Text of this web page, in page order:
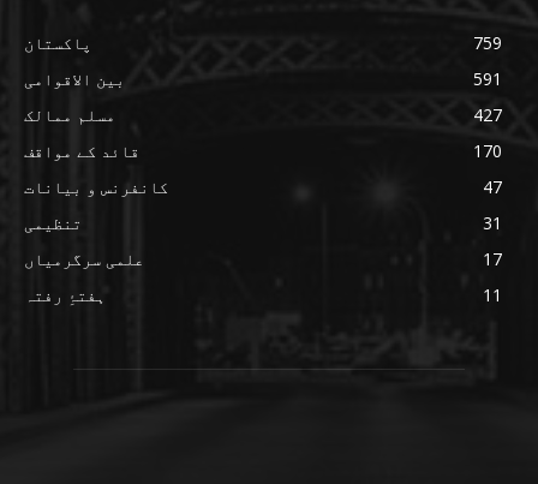
پاکستان
759
بین الاقوامی
591
مسلم ممالک
427
قائد کے مواقف
170
کانفرنس و بیانات
47
تنظیمی
31
علمی سرگرمیاں
17
ہفتۂِ رفتہ
11